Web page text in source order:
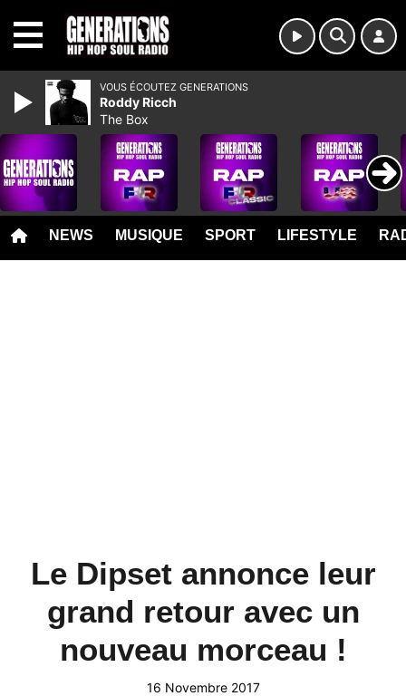
NEWS MUSIQUE SPORT LIFESTYLE
Le Dipset annonce leur
grand retour avec un
nouveau morceau !
16 Novembre 2017
VOUS ÉCOUTEZ GENERATIONS
Roddy Ricch
The Box